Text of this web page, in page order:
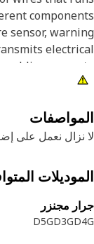
sensor,
enabling
providing
function
the main
short circuits
نعمل على
مجنزر
D3G
D5G